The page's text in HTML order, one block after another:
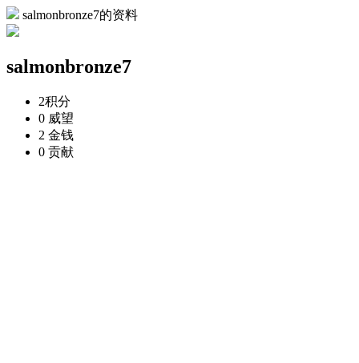
salmonbronze7的资料
salmonbronze7
2积分
0 威望
2 金钱
0 贡献